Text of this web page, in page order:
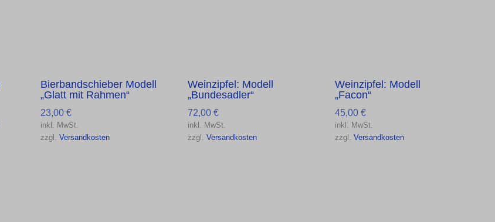
Bierbandschieber Modell
„Glatt mit Rahmen“
23,00€
inkl. MwSt.
zzgl.Versandkosten
Weinzipfel: Modell
„Bundesadler“
72,00€
inkl. MwSt.
zzgl.Versandkosten
Weinzipfel: Modell
„Facon“
45,00€
inkl. MwSt.
zzgl.Versandkosten